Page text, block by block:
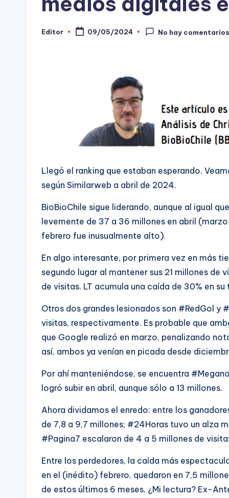
CPublicado
Editor 09/05/2024 No hay comentarios
Llegó el ranking que estaban esperando.
según Similarweb a abril de 2024.
BioBioChile sigue liderando, aunque al igual
levemente de 37 a 36 millones en abril
febrero fue inusualmente alto).
En algo interesante, por primera vez en más
segundo lugar al mantener sus 21 millones de
de visitas. LT acumula una caída de 30% en
Otros dos grandes lesionados son #RedGol y
visitas, respectivamente. Es probable que
que Google realizó en marzo, penalizando
así, ambos ya venían en picada desde
Por ahí manteniéndose, se encuentra
logró subir en abril, aunque sólo a 13 millones.
Ahora dividamos el enredo: entre los
de 7,8 a 9,7 millones; #24Horas tuvo un alza
#Pagina7 escalaron de 4 a 5 millones de
Entre los perdedores, la caída más
en el (inédito) febrero, quedaron en 7,5
de estos últimos 6 meses. ¿Mi lectura? Ex-